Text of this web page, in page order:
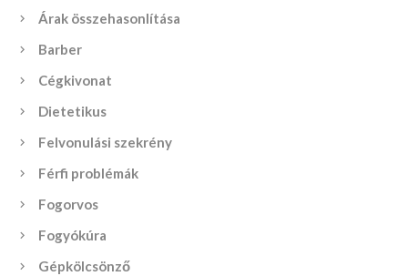
Árak összehasonlítása
Barber
Cégkivonat
Dietetikus
Felvonulási szekrény
Férfi problémák
Fogorvos
Fogyókúra
Gépkölcsönző